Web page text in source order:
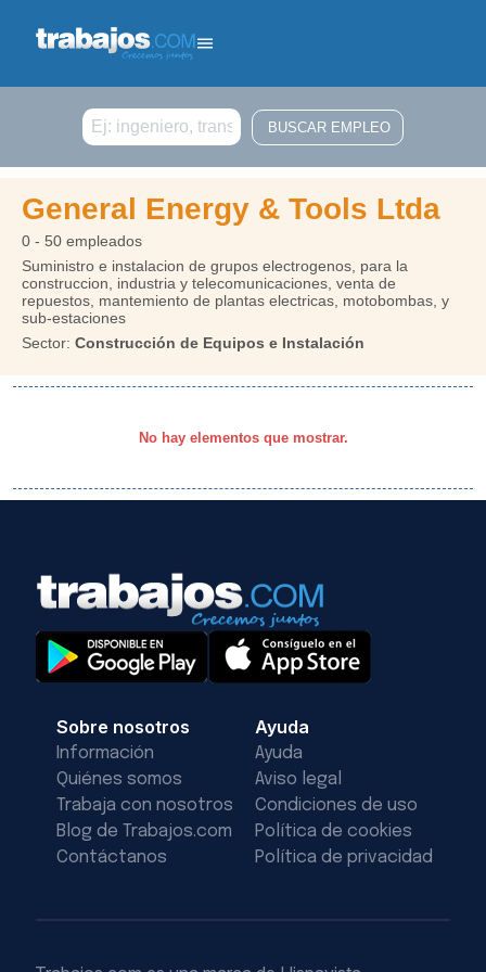
Buscar
General Energy & Tools Ltda
0 - 50 empleados
Suministro e instalacion de grupos electrogenos, para la
construccion, industria y telecomunicaciones, venta de
repuestos, mantemiento de plantas electricas, motobombas, y
sub-estaciones
Sector: Construcción de Equipos e Instalación
No hay elementos que mostrar.
Sobre nosotros
Información
Quiénes somos
Trabaja con nosotros
Blog de Trabajos.com
Contáctanos
Ayuda
Ayuda
Aviso legal
Condiciones de uso
Política de cookies
Política de privacidad